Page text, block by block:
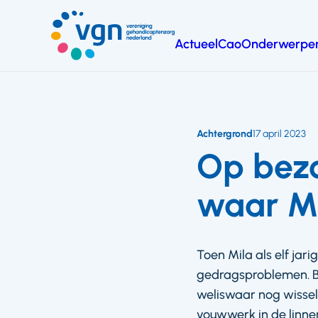
hoofdinhoud
ActueelCao
Op
waar
Achtergrond17 april 2023
Toen Mila als elf
gedragsproblemen.
weliswaar nog
vouwwerk in de